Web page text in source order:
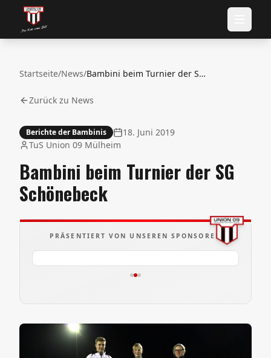
Startseite/News/ Bambini beim Turnier der SG Schönebeck
Zurück zu News
Berichte der Bambinis
18. Juni 2019
TuS Union 09 Mülheim
Bambini beim Turnier der SG
Schönebeck
PRÄSENTIERT VON UNSEREN SPONSOREN